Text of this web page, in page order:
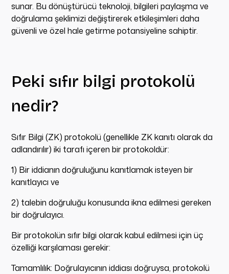
sunar. Bu dönüştürücü teknoloji, bilgileri paylaşma ve
doğrulama şeklimizi değiştirerek etkileşimleri daha
güvenli ve özel hale getirme potansiyeline sahiptir.
Peki sıfır bilgi protokolü
nedir?
Sıfır Bilgi (ZK) protokolü (genellikle ZK kanıtı olarak da
adlandırılır) iki tarafı içeren bir protokoldür:
1) Bir iddianın doğruluğunu kanıtlamak isteyen bir
kanıtlayıcı ve
2) talebin doğruluğu konusunda ikna edilmesi gereken
bir doğrulayıcı.
Bir protokolün sıfır bilgi olarak kabul edilmesi için üç
özelliği karşılaması gerekir:
Tamamlılık: Doğrulayıcının iddiası doğruysa, protokolü